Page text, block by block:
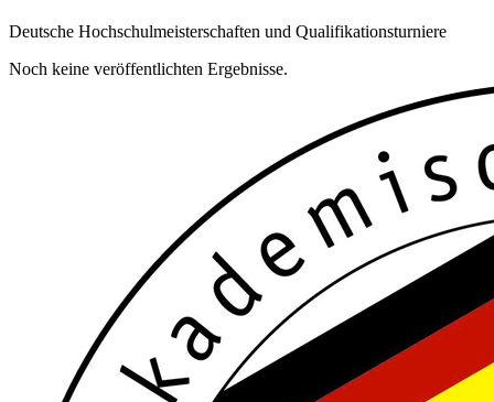
Deutsche Hochschulmeisterschaften und Qualifikationsturniere
Noch keine veröffentlichten Ergebnisse.